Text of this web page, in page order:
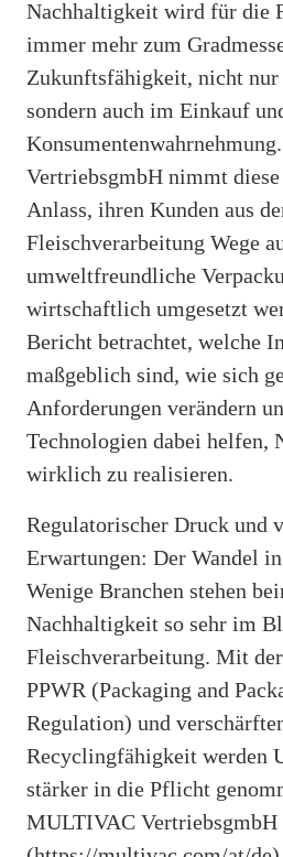
Nachhaltigkeit wird für die
immer mehr zum
Zukunftsfähigkeit, nicht nur
sondern auch im Einkauf
VertriebsgmbH nimmt
Anlass, ihren Kunden aus
Fleischverarbeitung Wege
umweltfreundliche
wirtschaftlich umgesetzt
Bericht betrachtet, welche
maßgeblich sind, wie sich
Anforderungen verändern
Technologien dabei helfen,
wirklich zu realisieren.
Regulatorischer Druck und
Erwartungen: Der Wandel
Wenige Branchen stehen
Nachhaltigkeit so sehr im
Fleischverarbeitung. Mit
PPWR (Packaging and
Regulation) und
Recyclingfähigkeit werden
stärker in die Pflicht
MULTIVAC VertriebsgmbH